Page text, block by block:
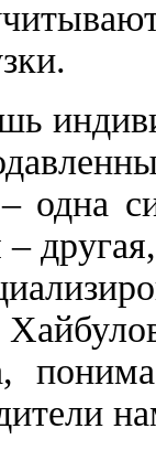
– одна